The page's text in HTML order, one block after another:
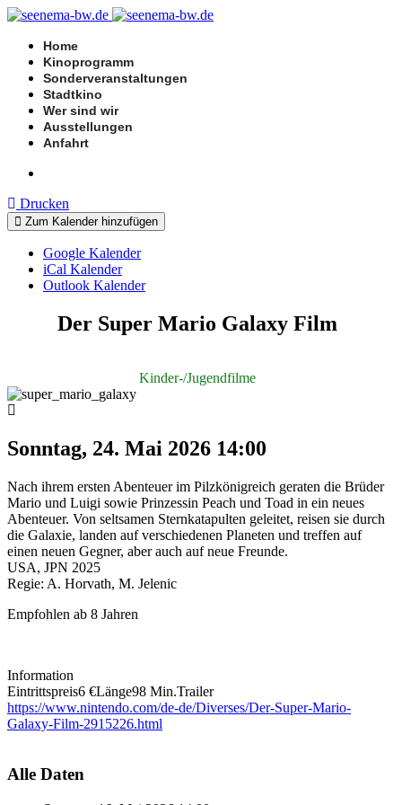
Home
Kinoprogramm
Sonderveranstaltungen
Stadtkino
Wer sind wir
Ausstellungen
Anfahrt
Drucken
Zum Kalender hinzufügen
Google Kalender
iCal Kalender
Outlook Kalender
Der Super Mario Galaxy Film
Kinder-/Jugendfilme
Sonntag, 24. Mai 2026 14:00
Nach ihrem ersten Abenteuer im Pilzkönigreich geraten die Brüder
Mario und Luigi sowie Prinzessin Peach und Toad in ein neues
Abenteuer. Von seltsamen Sternkatapulten geleitet, reisen sie durch
die Galaxie, landen auf verschiedenen Planeten und treffen auf
einen neuen Gegner, aber auch auf neue Freunde.
USA, JPN 2025
Regie: A. Horvath, M. Jelenic
Empfohlen ab 8 Jahren
Information
Eintrittspreis6 €Länge98 Min.Trailer
https://www.nintendo.com/de-de/Diverses/Der-Super-Mario-
Galaxy-Film-2915226.html
Alle Daten